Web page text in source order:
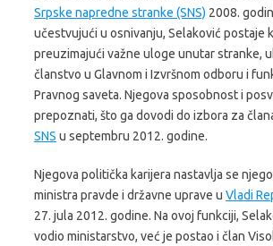
Srpske napredne stranke (SNS) 2008.
učestvujući u osnivanju, Selaković postaje
preuzimajući važne uloge unutar stranke,
članstvo u Glavnom i Izvršnom odboru i
Pravnog saveta. Njegova sposobnost i
prepoznati, što ga dovodi do izbora za
SNS u septembru 2012. godine.
Njegova politička karijera nastavlja se
ministra pravde i državne uprave u Vladi
27. jula 2012. godine. Na ovoj funkciji,
vodio ministarstvo, već je postao i član